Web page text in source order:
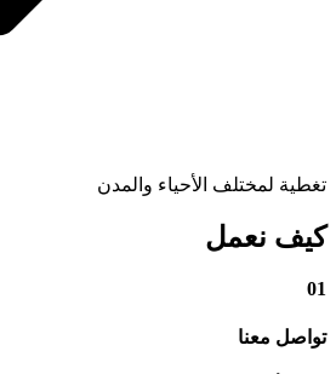
تغطية لمختلف الأحياء والمدن
كيف نعمل
01
تواصل معنا